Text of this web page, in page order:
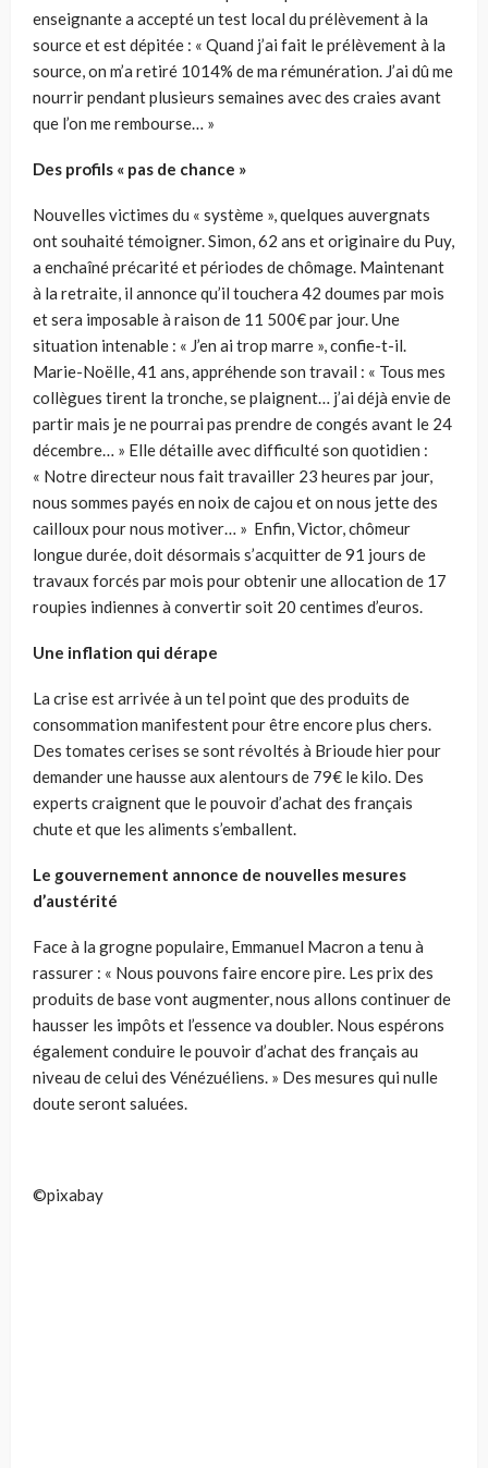
enseignante a accepté un test local du prélèvement à la
source et est dépitée : « Quand j’ai fait le prélèvement à la
source, on m’a retiré 1014% de ma rémunération. J’ai dû me
nourrir pendant plusieurs semaines avec des craies avant
que l’on me rembourse… »
Des profils « pas de chance »
Nouvelles victimes du « système », quelques auvergnats
ont souhaité témoigner. Simon, 62 ans et originaire du Puy,
a enchaîné précarité et périodes de chômage. Maintenant
à la retraite, il annonce qu’il touchera 42 doumes par mois
et sera imposable à raison de 11 500€ par jour. Une
situation intenable : « J’en ai trop marre », confie-t-il.
Marie-Noëlle, 41 ans, appréhende son travail : « Tous mes
collègues tirent la tronche, se plaignent… j’ai déjà envie de
partir mais je ne pourrai pas prendre de congés avant le 24
décembre… » Elle détaille avec difficulté son quotidien :
« Notre directeur nous fait travailler 23 heures par jour,
nous sommes payés en noix de cajou et on nous jette des
cailloux pour nous motiver… » Enfin, Victor, chômeur
longue durée, doit désormais s’acquitter de 91 jours de
travaux forcés par mois pour obtenir une allocation de 17
roupies indiennes à convertir soit 20 centimes d’euros.
Une inflation qui dérape
La crise est arrivée à un tel point que des produits de
consommation manifestent pour être encore plus chers.
Des tomates cerises se sont révoltés à Brioude hier pour
demander une hausse aux alentours de 79€ le kilo. Des
experts craignent que le pouvoir d’achat des français
chute et que les aliments s’emballent.
Le gouvernement annonce de nouvelles mesures
d’austérité
Face à la grogne populaire, Emmanuel Macron a tenu à
rassurer : « Nous pouvons faire encore pire. Les prix des
produits de base vont augmenter, nous allons continuer de
hausser les impôts et l’essence va doubler. Nous espérons
également conduire le pouvoir d’achat des français au
niveau de celui des Vénézuéliens. » Des mesures qui nulle
doute seront saluées.
©pixabay